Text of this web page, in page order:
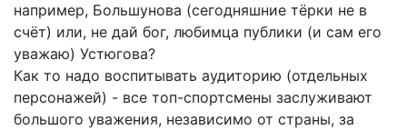
например, Большунова (сегодняшние тёрки не в
счёт) или, не дай бог, любимца публики (и сам его
уважаю) Устюгова?
Как то надо воспитывать аудиторию (отдельных
персонажей) - все топ-спортсмены заслуживают
большого уважения, независимо от страны, за